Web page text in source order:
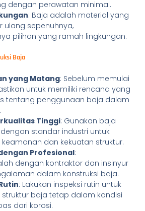
dengan perawatan minimal.
: Baja adalah material yang
ulang sepenuhnya,
pilihan yang ramah lingkungan.
Baja
yang Matang: Sebelum memulai
untuk memiliki rencana yang
tentang penggunaan baja dalam
Tinggi: Gunakan baja
standar industri untuk
dan kekuatan struktur.
Profesional:
dengan kontraktor dan insinyur
dalam konstruksi baja.
: Lakukan inspeksi rutin untuk
baja tetap dalam kondisi
dari korosi.